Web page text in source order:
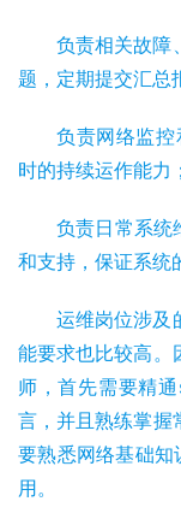
负责相关故障
题，定期提交汇总
负责网络监
时的持续运作能力；
负责日常系统
和支持，保证系统
运维岗位涉及
能要求也比较高。
师，首先需要精
言，并且熟练掌握
要熟悉网络基础
用。